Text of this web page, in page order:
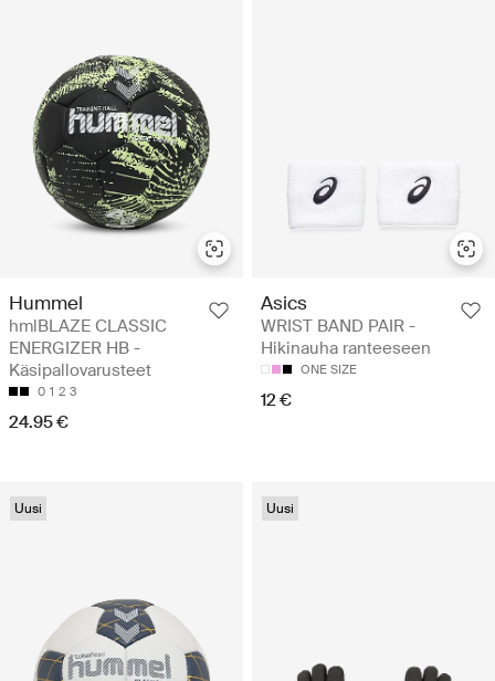
Hummel
hmlBLAZE CLASSIC
ENERGIZER HB -
Käsipallovarusteet
0 1 2 3
24.95 €
Asics
WRIST BAND PAIR -
Hikinauha ranteeseen
ONE SIZE
12 €
Uusi Uusi